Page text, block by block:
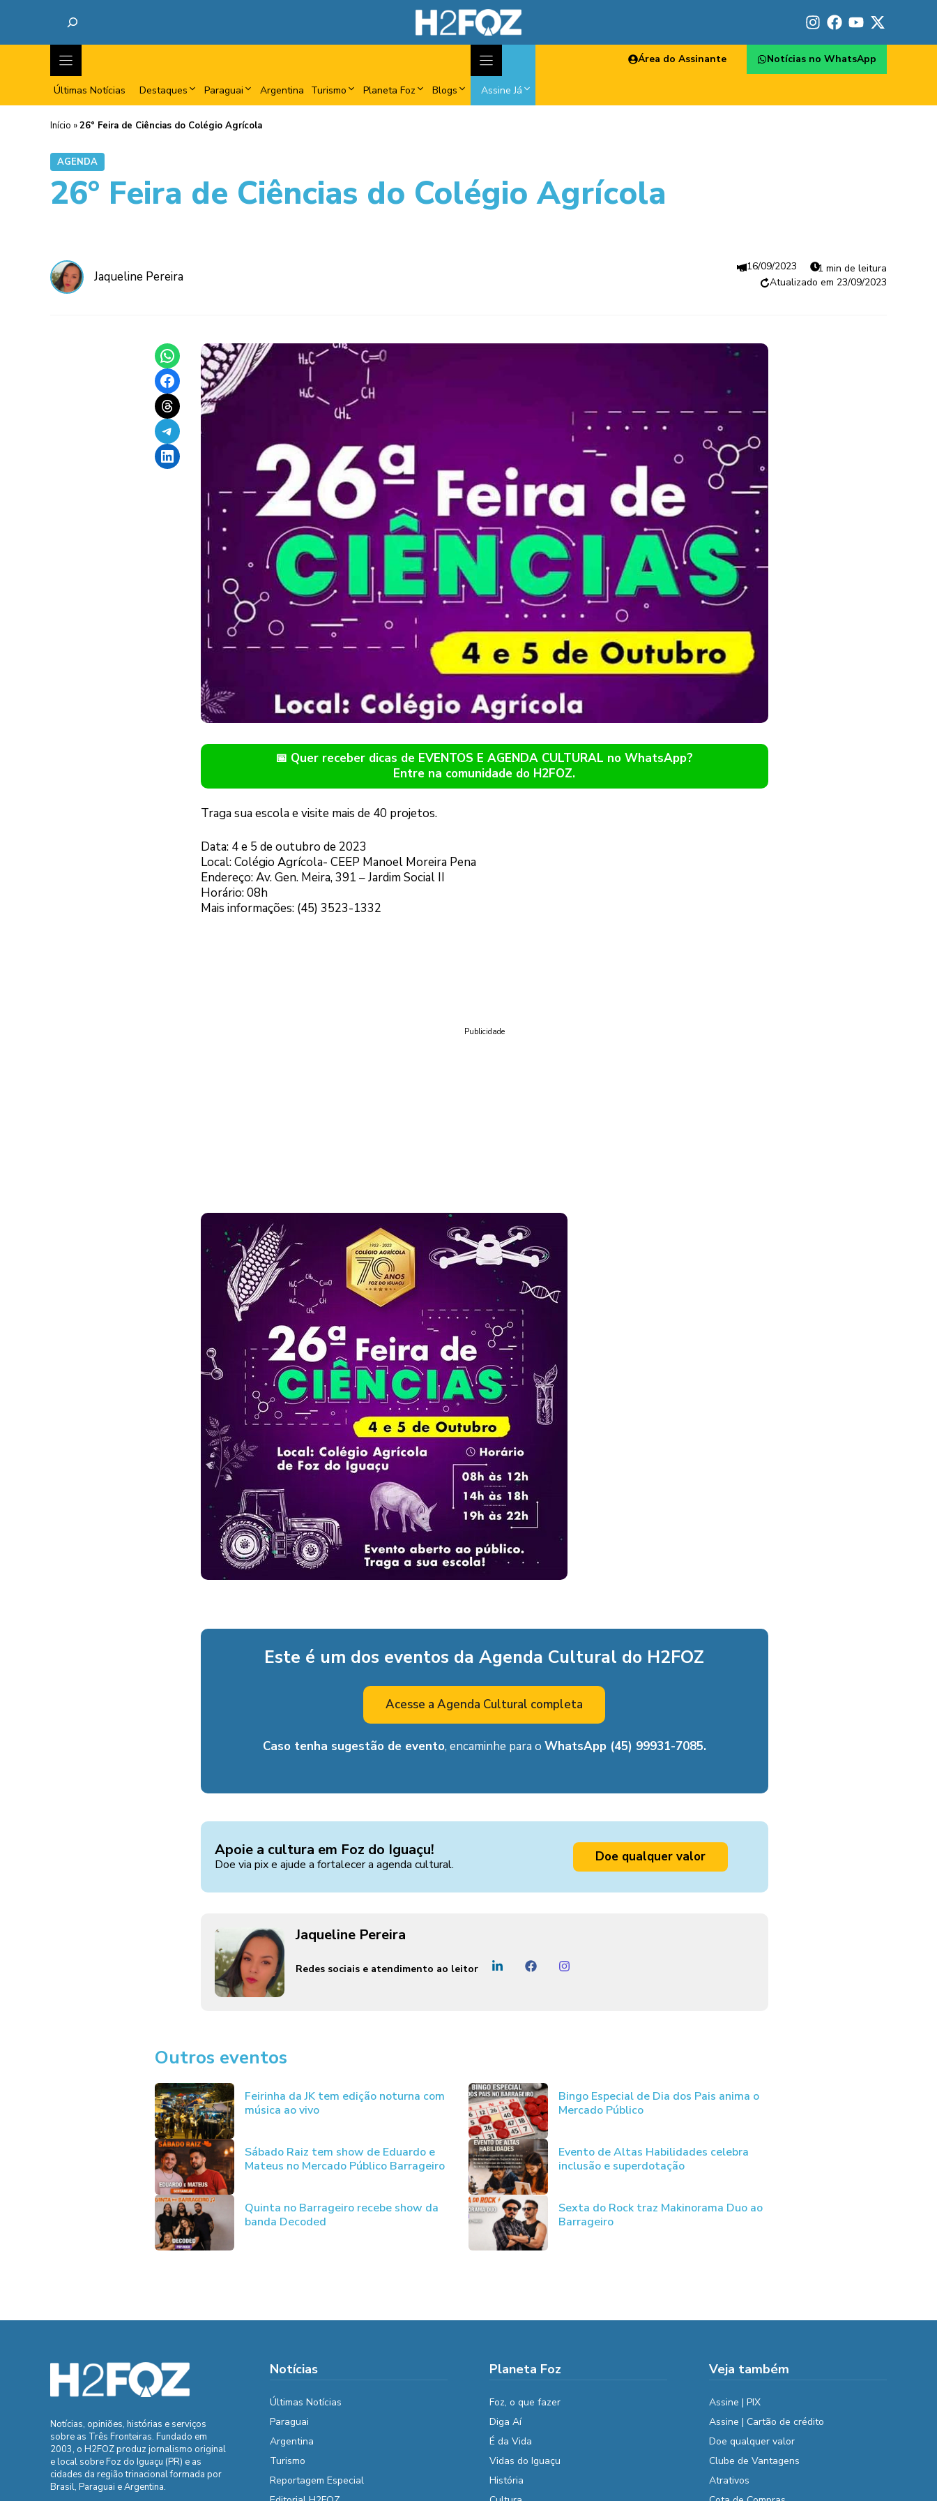
Últimas Notícias Destaques Paraguai Argentina Turismo Planeta Foz Blogs Assine Já
Área do Assinante Notícias no WhatsApp
Início »26° Feira de Ciências do Colégio Agrícola
AGENDA
26° Feira de Ciências do Colégio Agrícola
Jaqueline Pereira
16/09/2023
1 min de leitura
23/09/2023
Share on WhatsApp
Share on Facebook
Share on Threads
Share on Telegram
Share on LinkedIn
📅 Quer receber dicas de EVENTOS E AGENDA CULTURAL no WhatsApp?
Entre na comunidade do H2FOZ.
Traga sua escola e visite mais de 40 projetos.
Data: 4 e 5 de outubro de 2023
Local: Colégio Agrícola- CEEP Manoel Moreira Pena
Endereço: Av. Gen. Meira, 391 – Jardim Social II
Horário: 08h
Mais informações: (45) 3523-1332
Publicidade
Este é um dos eventos da Agenda Cultural do H2FOZ
Acesse a Agenda Cultural completa
Caso tenha sugestão de evento, encaminhe para o WhatsApp (45) 99931-7085.
Apoie a cultura em Foz do Iguaçu!
Doe via pix e ajude a fortalecer a agenda cultural. Doe qualquer valor
Jaqueline Pereira
Redes sociais e atendimento ao leitor
Outros eventos
Feirinha da JK tem edição noturna com
música ao vivo
Bingo Especial de Dia dos Pais anima o
Mercado Público
Sábado Raiz tem show de Eduardo e
Mateus no Mercado Público Barrageiro
Evento de Altas Habilidades celebra
inclusão e superdotação
Quinta no Barrageiro recebe show da
banda Decoded
Sexta do Rock traz Makinorama Duo ao
Barrageiro
Notícias, opiniões, histórias e serviços
sobre as Três Fronteiras. Fundado em
2003, o H2FOZ produz jornalismo original
e local sobre Foz do Iguaçu (PR) e as
cidades da região trinacional formada por
Brasil, Paraguai e Argentina.
Notícias
Últimas Notícias
Paraguai
Argentina
Turismo
Reportagem Especial
Planeta Foz
Foz, o que fazer
Diga Aí
É da Vida
Vidas do Iguaçu
História
Veja também
Assine | PIX
Assine | Cartão de crédito
Doe qualquer valor
Clube de Vantagens
Atrativos